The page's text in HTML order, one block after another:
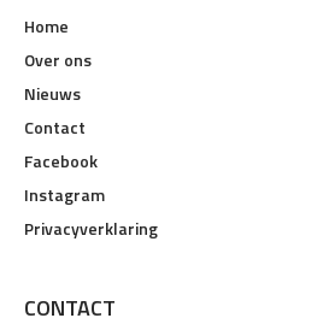
Home
Over ons
Nieuws
Contact
Facebook
Instagram
Privacyverklaring
CONTACT